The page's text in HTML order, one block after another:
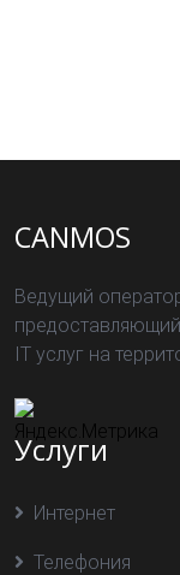
CANMOS
Ведущий
IT услуг на
Услуги
Интернет
Телефония